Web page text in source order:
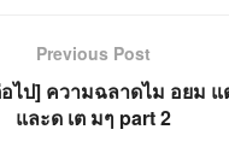
Previous Post
ไป] ความฉลาดไม อยม
และด เต มๆ part 2